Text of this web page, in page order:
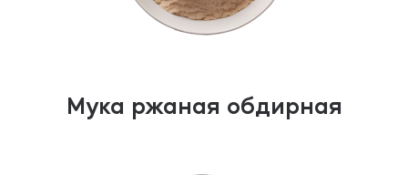
Мука ржаная обдирная